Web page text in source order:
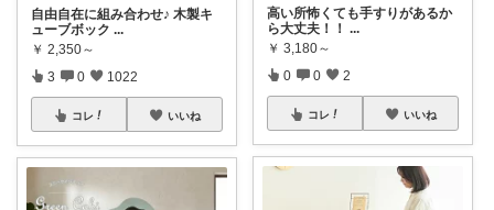
自由自在に組み合わせ♪ 木製キ
ューブボック ...
￥ 2,350～
3 0 1022
コレ いいね
高い所怖くても手すりがあるか
ら大丈夫！！ ...
￥ 3,180～
0 0 2
コレ いいね